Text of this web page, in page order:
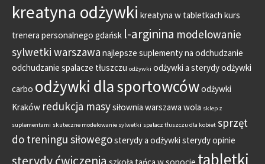
kreatyna odżywki kreatyna w tabletkach kurs
trenera personalnego gdańsk l-arginina modelowanie
sylwetki warszawa najlepsze suplementy na odchudzanie
odchudzanie spalacze tłuszczu odżywki odżywki a sterydyodżywki
carbo odżywki dla sportowcówodżywki
Kraków redukcja masysiłownia warszawa wola sklep z
suplementami skuteczne modelowanie sylwetki spalacz tłuszczu dla kobiet sprzęt
do treningu siłowegosterydy a odżywki sterydy opinie
tabletki